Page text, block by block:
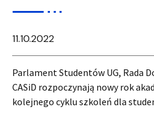
11.10.2022
Parlament Studentów UG, Rada
CASiD rozpoczynają nowy rok
kolejnego cyklu szkoleń dla